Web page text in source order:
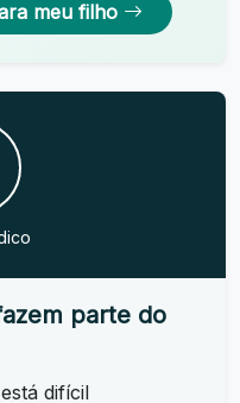
meu filho
parte do
difícil